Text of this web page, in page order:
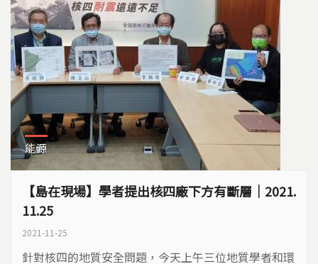
能源
【島在現場】學者提出核四廠下方有斷層｜2021.
11.25
2021-11-25
針對核四的地質安全問題，今天上午三位地質學者和環